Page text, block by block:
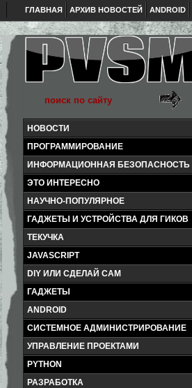
ГЛАВНАЯ АРХИВ НОВОСТЕЙ ANDROID
НОВОСТИ
ПРОГРАММИРОВАНИЕ
ИНФОРМАЦИОННАЯ БЕЗОПАСНОСТЬ
ЭТО ИНТЕРЕСНО
НАУЧНО-ПОПУЛЯРНОЕ
ГАДЖЕТЫ И УСТРОЙСТВА ДЛЯ ГИКОВ
ТЕКУЧКА
JAVASCRIPT
DIY ИЛИ СДЕЛАЙ САМ
ГАДЖЕТЫ
ANDROID
СИСТЕМНОЕ АДМИНИСТРИРОВАНИЕ
УПРАВЛЕНИЕ ПРОЕКТАМИ
PYTHON
РАЗРАБОТКА